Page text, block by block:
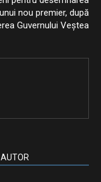
unui nou premier, după
Guvernului Veștea